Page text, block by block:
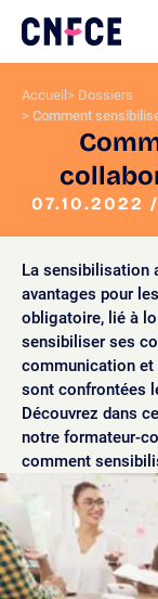
contenu
Logo
site
Accueil
Dossiers
Comment
07.10.2022 /
La sensibilisation
avantages pour
obligatoire, lié à
sensibiliser ses
communication et
sont confrontées
Découvrez dans
notre formateur-
comment